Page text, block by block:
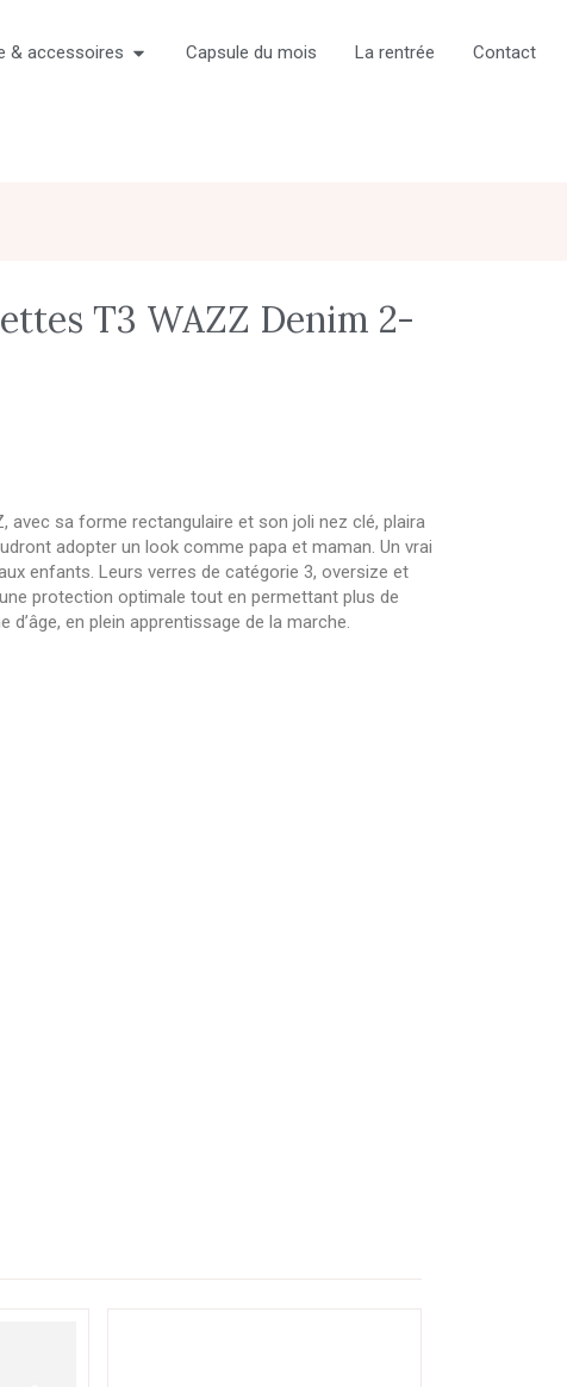
& accessoires Capsule du mois La rentrée Contact
T3 WAZZ Denim 2-
avec sa forme rectangulaire et son joli nez clé, plaira
adopter un look comme papa et maman. Un vrai
enfants. Leurs verres de catégorie 3, oversize et
protection optimale tout en permettant plus de
en plein apprentissage de la marche.